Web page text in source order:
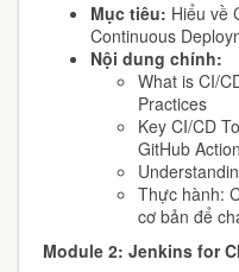
Mục tiêu: Hiểu về
Continuous
Nội dung chính:
What is CI/
Practices
Key CI/CD
GitHub
Thực hành:
cơ bản để
Module 2: Jenkins for